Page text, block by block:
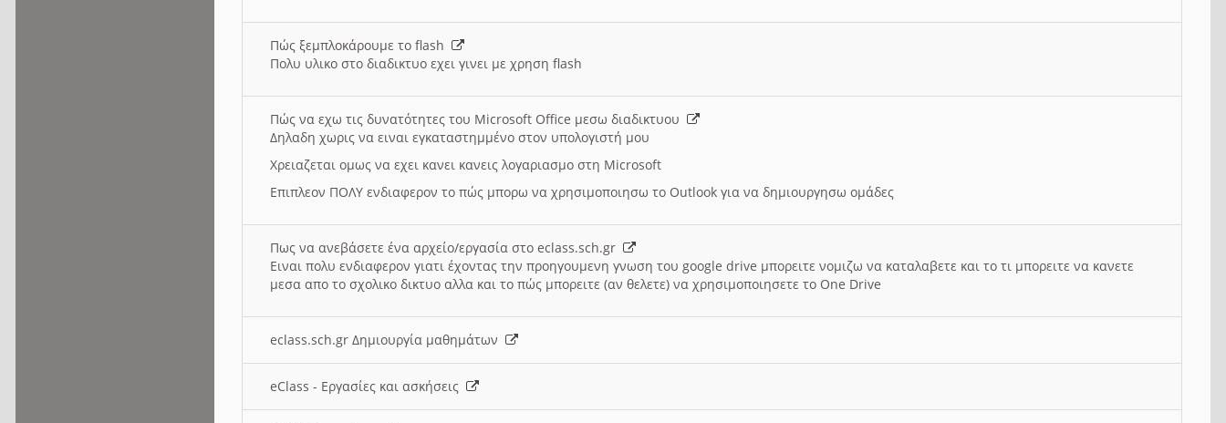
Πώς ξεμπλοκάρουμε το flash
Πολυ υλικο στο διαδικτυο εχει γινει με χρηση flash
Πώς να εχω τις δυνατότητες του Microsoft Office μεσω διαδικτυου
Δηλαδη χωρις να ειναι εγκαταστημμένο στον υπολογιστή μου
Χρειαζεται ομως να εχει κανει κανεις λογαριασμο στη Microsoft
Επιπλεον ΠΟΛΥ ενδιαφερον το πώς μπορω να χρησιμοποιησω το Outlook για να δημιουργησω ομάδες
Πως να ανεβάσετε ένα αρχείο/εργασία στο eclass.sch.gr
Ειναι πολυ ενδιαφερον γιατι έχοντας την προηγουμενη γνωση του google drive μπορειτε νομιζω να καταλαβετε και το τι μπορειτε να κανετε
μεσα απο το σχολικο δικτυο αλλα και το πώς μπορειτε (αν θελετε) να χρησιμοποιησετε το One Drive
eclass.sch.gr Δημιουργία μαθημάτων
eClass - Εργασίες και ασκήσεις